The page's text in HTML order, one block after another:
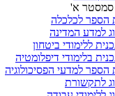
סמסטר א'
הספר לכלכלה
למדע המדינה
ללימודי ביטחון
בלימודי דיפלומטיה
הספר למדעי הפסיכולוגיה
לתקשורת